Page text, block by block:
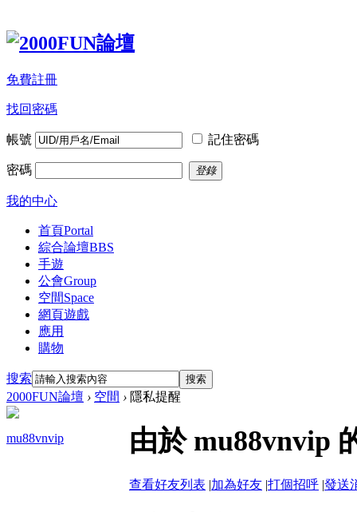
免費註冊
找回密碼
帳號 記住密碼
密碼 登錄
我的中心
首頁Portal
綜合論壇BBS
手遊
公會Group
空間Space
網頁遊戲
應用
購物
搜索 搜索
2000FUN論壇 › 空間 › 隱私提醒
mu88vnvip 由於 mu88vnvip
查看好友列表 |加為好友 |打個招呼 |發送